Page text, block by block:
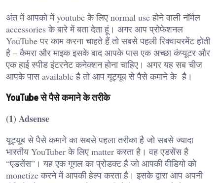
अंत में आपको में youtube के लिए normal use होने वाली नॉर्मल
accessories के बारे में बता देता हूं। अगर आप प्रोफेशनल
YouTube पर काम करना चाहते हैं तो सबसे पहली रिक्वायरमेंट होती
है – कैमरा और माइक इसके बाद आपके पास एक अच्छा कंप्यूटर और
एक हाई स्पीड इंटरनेट कनेक्शन होना चाहिए। अगर यह सब चीज
आपके पास available है तो आप यूट्यूब से पैसे कमाने के है।
YouTube से पैसे कमाने के तरीके
(1) Adsense
यूट्यूब से पैसे कमाने का सबसे पहला तरीका है जो सबसे ज्यादा
भारतीय YouTuber के लिए matter करता है। वह एडसेंस है
“एडसेंस”। यह एक गूगल का प्रोडक्ट है जो आपकी वीडियो को
monetize करने में आपकी हेल्प करता है। इसके द्वारा आप अपनी